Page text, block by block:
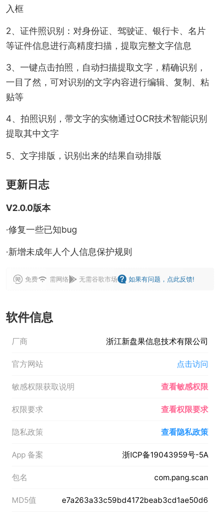
入框
2、证件照识别：对身份证、驾驶证、银行卡、名片
等证件信息进行高精度扫描，提取完整文字信息
3、一键点击拍照，自动扫描提取文字，精确识别，
一目了然，可对识别的文字内容进行编辑、复制、粘
贴等
4、拍照识别，带文字的实物通过OCR技术智能识别
提取其中文字
5、文字排版，识别出来的结果自动排版
更新日志
V2.0.0版本
·修复一些已知bug
·新增未成年人个人信息保护规则
免费 需网络 无需谷歌市场 如果有问题，点此反馈!
软件信息
厂商 浙江新盘果信息技术有限公司
官方网站 点击访问
敏感权限获取说明 查看敏感权限
权限要求 查看权限要求
隐私政策 查看隐私政策
App 备案 浙ICP备19043959号-5A
包名 com.pang.scan
MD5值 e7a263a33c59bd4172beab3cd1ae50d6